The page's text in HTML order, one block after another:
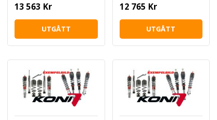
13 563 Kr
UTGÅTT
12 765 Kr
UTGÅTT